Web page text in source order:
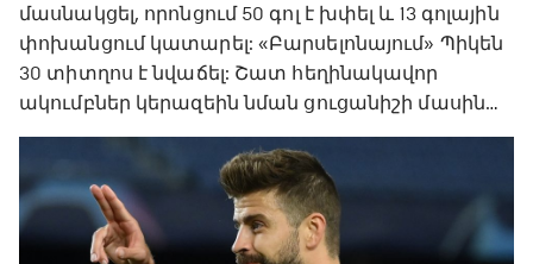
մասնակցել, որոնցում 50 գոլ է խփել և 13 գոլային
փոխանցում կատարել: «Բարսելոնայում» Պիկեն
30 տիտղոս է նվաճել: Շատ հեղինակավոր
ակումբներ կերազեին նման ցուցանիշի մասին…